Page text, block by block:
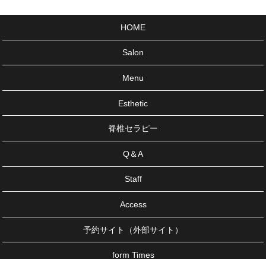
HOME
Salon
Menu
Esthetic
脊椎セラピー
Q＆A
Staff
Access
予約サイト（外部サイト）
form Times